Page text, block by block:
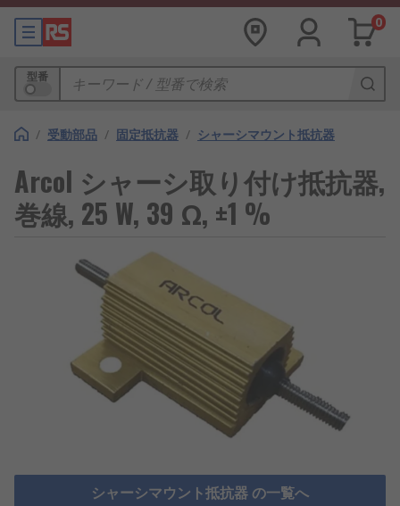
0
型番
/ 受動部品 / 固定抵抗器 / シャーシマウント抵抗器
Arcol シャーシ取り付け抵抗器,
巻線, 25 W, 39 Ω, ±1 %
シャーシマウント抵抗器 の一覧へ